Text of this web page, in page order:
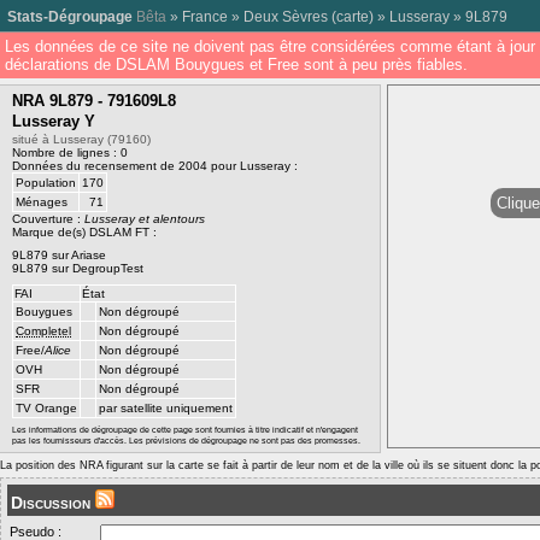
Stats-Dégroupage Bêta » France » Deux Sèvres (carte) » Lusseray » 9L879
Les données de ce site ne doivent pas être considérées comme étant à
déclarations de DSLAM Bouygues et Free sont à peu près fiables.
NRA 9L879 - 791609L8
Lusseray Y
situé à Lusseray (79160)
Nombre de lignes : 0
Données du recensement de 2004 pour Lusseray :
Population
170
Ménages
71
Couverture : Lusseray et alentours
Marque de(s) DSLAM FT :
9L879 sur Ariase
9L879 sur DegroupTest
FAI
État
Bouygues
Non dégroupé
Completel
Non dégroupé
Free/Alice
Non dégroupé
OVH
Non dégroupé
SFR
Non dégroupé
TV Orange
par satellite uniquement
Les informations de dégroupage de cette page sont fournies à titre indicatif et n'engagent
pas les fournisseurs d'accès. Les prévisions de dégroupage ne sont pas des promesses.
La position des NRA figurant sur la carte se fait à partir de leur nom et de la ville où ils se situent donc la
Discussion
Pseudo :